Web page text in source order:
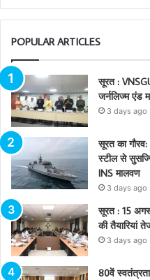
POPULAR ARTICLES
सूरत :
जर्नलिज्म एंड
3 days ago
सूरत का गौरव:
स्टील से
INS मालवण
3 days ago
सूरत : 15
की तैयारियां
3 days ago
80वें स्वतंत्रता